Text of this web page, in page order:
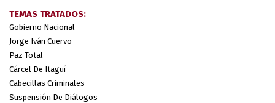
TEMAS TRATADOS:
Gobierno Nacional
Jorge Iván Cuervo
Paz Total
Cárcel De Itagüí
Cabecillas Criminales
Suspensión De Diálogos